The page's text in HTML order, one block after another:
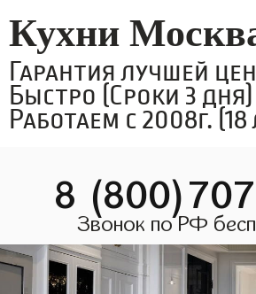
Кухни
Гарантия лучшей
Быстро (Сроки 3 дня)
Работаем с 2008г. (18
8
Звонок по РФ